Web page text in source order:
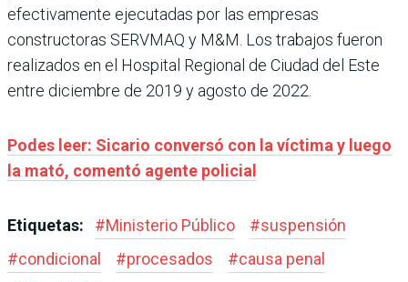
efectivamente ejecutadas por las empresas
constructoras SERVMAQ y M&M. Los trabajos fueron
realizados en el Hospital Regional de Ciudad del Este
entre diciembre de 2019 y agosto de 2022.
Podes leer: Sicario conversó con la víctima y luego
la mató, comentó agente policial
Etiquetas: #Ministerio Público #suspensión
#condicional #procesados #causa penal